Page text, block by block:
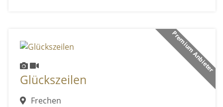
Premium Anbieter
Glückszeilen
Frechen